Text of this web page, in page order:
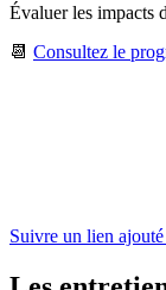
Évaluer les impacts
📆 Consultez le
Suivre un lien